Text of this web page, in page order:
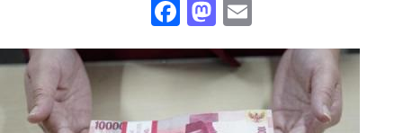
Facebook
Mastodon